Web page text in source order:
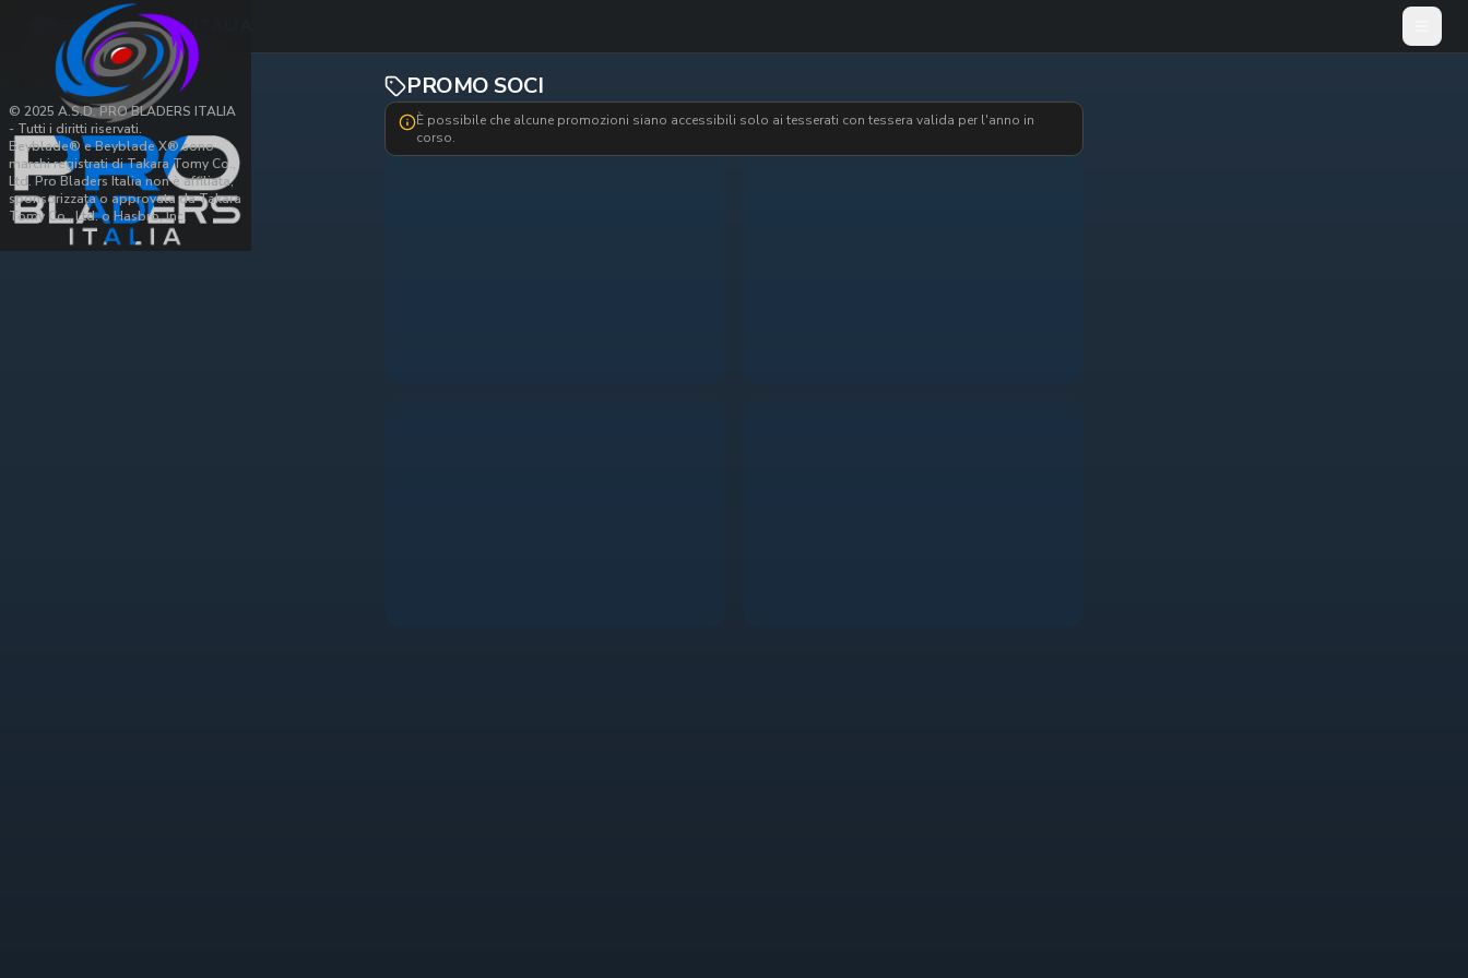
© 2025 A.S.D. PRO BLADERS ITALIA
- Tutti i diritti riservati.
Beyblade® e Beyblade X® sono
marchi registrati di Takara Tomy Co.,
Ltd. Pro Bladers Italia non è affiliata,
sponsorizzata o approvata da Takara
Tomy Co., Ltd. o Hasbro, Inc.
PRO BLADERS ITALIA Apri
PROMO SOCI
È possibile che alcune promozioni siano accessibili solo ai tesserati con tessera valida per l'anno in
corso.